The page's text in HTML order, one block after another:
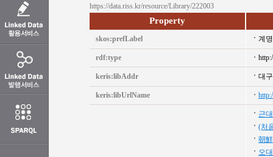
https://data.riss.kr/resource/Library/222003
Property
skos:prefLabel 계
rdf:type
keris:libAddr 대
keris:libUrlName
근
(처
朝
오